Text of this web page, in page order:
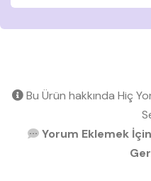
Bu Ürün hakkında Hiç
Yorum Eklemek İçin